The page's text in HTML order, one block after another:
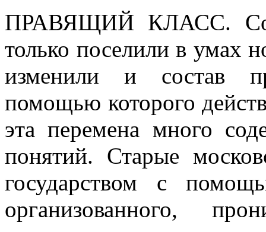
ПРАВЯЩИЙ КЛАСС.
только поселили в умах
изменили и состав
помощью которого
эта перемена много
понятий. Старые
государством с
организованного,